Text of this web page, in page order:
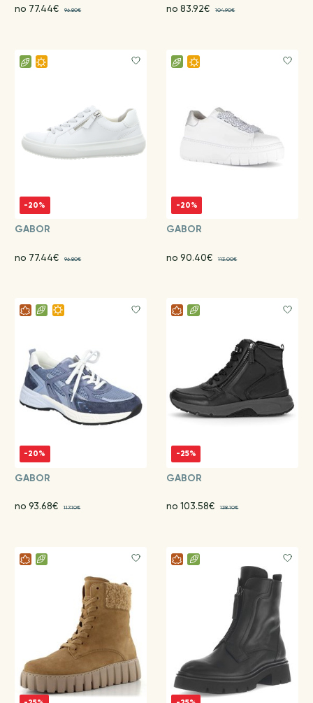
no 77.44€ 96.80€ no 83.92€ 104.90€
-20%
GABOR
no 77.44€ 96.80€
-20%
GABOR
no 90.40€ 113.00€
-20%
GABOR
no 93.68€ 117.10€
-25%
GABOR
no 103.58€ 138.10€